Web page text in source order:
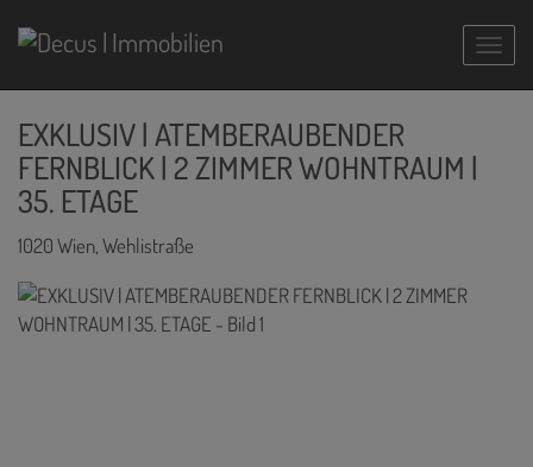
EXKLUSIV | ATEMBERAUBENDER
FERNBLICK | 2 ZIMMER WOHNTRAUM |
35. ETAGE
1020 Wien, Wehlistraße